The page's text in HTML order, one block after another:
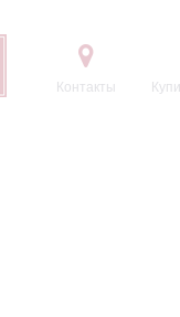
Контакты